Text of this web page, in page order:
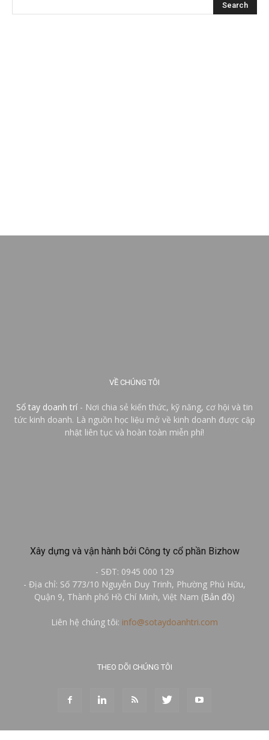
VỀ CHÚNG TÔI
Sổ tay doanh trí - Nơi chia sẻ kiến thức, kỹ năng, cơ hội và tin
tức kinh doanh. Là nguồn học liệu mở về kinh doanh được cập
nhật liên tục và hoàn toàn miễn phí!
Xây dựng và vận hành bởi Công ty cổ phần Bizhow
- SĐT: 0945 000 129
- Địa chỉ: Số 773/10 Nguyễn Duy Trinh, Phường Phú Hữu,
Quận 9, Thành phố Hồ Chí Minh, Việt Nam (Bản đồ)
Liên hệ chúng tôi: info@sotaydoanhtri.com
THEO DÕI CHÚNG TÔI